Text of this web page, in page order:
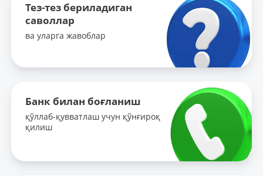
Тез-тез бериладиган
саволлар
ва уларга жавоблар
Банк билан боғланиш
қўллаб-қувватлаш учун қўнғироқ
қилиш